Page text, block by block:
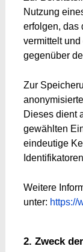
Nutzung
erfolgen, das
vermittelt
gegenüber
Zur
Dieses dient
gewählten
eindeutige
Weitere
unter: https://
2. Zweck